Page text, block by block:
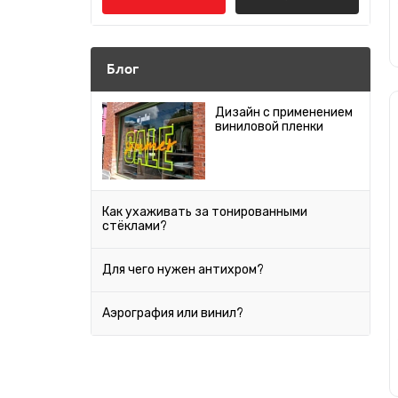
Серебро
Бордовый
Мокко
Песочный
Слоновая кость
BMW
Cadillac
Chery
Chrysler
Citroen
Daewoo
Datsun
Блог
Дизайн с применением
виниловой пленки
Как ухаживать за тонированными
стёклами?
Для чего нужен антихром?
Аэрография или винил?